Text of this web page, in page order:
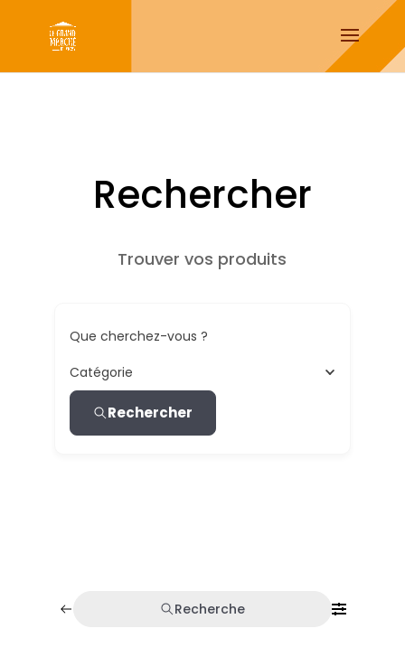
Rechercher
Trouver vos produits
Que cherchez-vous ?
Catégorie
Rechercher
Recherche